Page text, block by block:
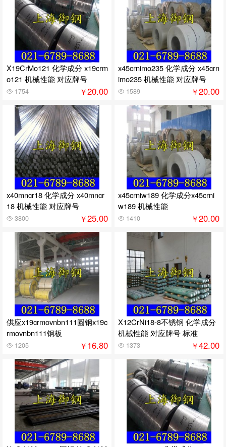
X19CrMo121 化学成分 x19crm
o121 机械性能 对应牌号
1754 ￥20.00
x45crnimo235 化学成分 x45crn
imo235 机械性能 对应牌号
1589 ￥20.00
x40mncr18 化学成分 x40mncr
18 机械性能 对应牌号
3800 ￥25.00
x45crniw189 化学成分x45crni
w189 机械性能
1410 ￥20.00
供应x19crmovnbn111圆钢x19c
rmovnbn111钢板
1205 ￥16.80
X12CrNi18-8不锈钢 化学成分
机械性能 对应牌号 标准
1373 ￥42.00